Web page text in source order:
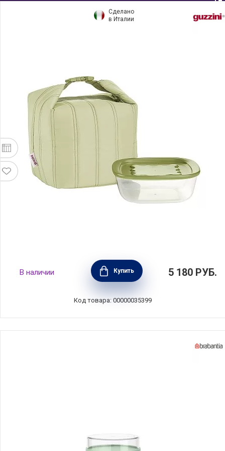
Сделано
в Италии
Набор из термосумки и контейнера Handy
Bio 1,4 л, зеленый, полиэстер+пластик,
Guzzini, Италия, 032915253
В наличии Купить 5 180 РУБ.
Код товара: 00000035399